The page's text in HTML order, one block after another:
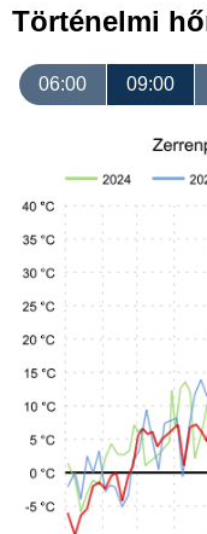
Történelmi
06:00 09:00